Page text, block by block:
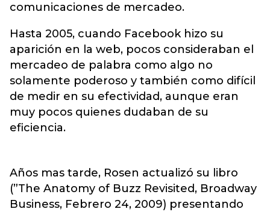
comunicaciones de mercadeo.
Hasta 2005, cuando Facebook hizo su
aparición en la web, pocos consideraban el
mercadeo de palabra como algo no
solamente poderoso y también como difícil
de medir en su efectividad, aunque eran
muy pocos quienes dudaban de su
eficiencia.
Años mas tarde, Rosen actualizó su libro
(”The Anatomy of Buzz Revisited, Broadway
Business, Febrero 24, 2009) presentando